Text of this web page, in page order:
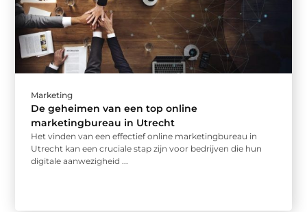
Marketing
De geheimen van een top online
marketingbureau in Utrecht
Het vinden van een effectief online marketingbureau in
Utrecht kan een cruciale stap zijn voor bedrijven die hun
digitale aanwezigheid ...